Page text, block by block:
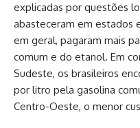
explicadas por questões
abasteceram em estados
em geral, pagaram mais
comum e do etanol. Em
Sudeste, os brasileiros
por litro pela gasolina
Centro-Oeste, o menor